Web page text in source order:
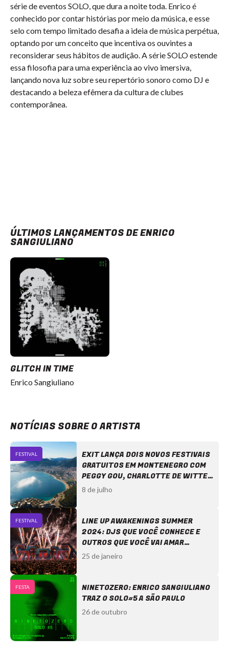
série de eventos SOLO, que dura a noite toda. Enrico é
conhecido por contar histórias por meio da música, e esse
selo com tempo limitado desafia a ideia de música perpétua,
optando por um conceito que incentiva os ouvintes a
reconsiderar seus hábitos de audição. A série SOLO estende
essa filosofia para uma experiência ao vivo imersiva,
lançando nova luz sobre seu repertório sonoro como DJ e
destacando a beleza efêmera da cultura de clubes
contemporânea.
ÚLTIMOS LANÇAMENTOS DE ENRICO
SANGIULIANO
GLITCH IN TIME
Enrico Sangiuliano
NOTÍCIAS SOBRE O ARTISTA
FESTIVAL
EXIT LANÇA DOIS NOVOS FESTIVAIS
GRATUITOS EM MONTENEGRO COM
PEGGY GOU, CHARLOTTE DE WITTE,
JAMIE JONES E MAIS.
8 de julho
FESTIVAL
LINE UP AWAKENINGS SUMMER
2024: DJS QUE VOCÊ CONHECE E
OUTROS QUE VOCÊ VAI AMAR
CONHECER
25 de janeiro
FESTA
NINETOZERO: ENRICO SANGIULIANO
TRAZ O SOLO#5 A SÃO PAULO
26 de outubro